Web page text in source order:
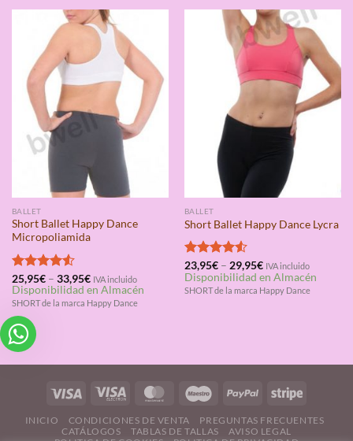
BALLET
Short Ballet Happy Dance
Micropoliamida
Valorado
con4.50
de 5
25,95€– 33,95€ IVA incluido
Disponibilidad en Almacén
SHORT de la marca Happy Dance
BALLET
Short Ballet Happy Dance Lycra
Valorado
con4.50
de 5
23,95€– 29,95€ IVA incluido
Disponibilidad en Almacén
SHORT de la marca Happy Dance
INICIO CONDICIONES DE VENTA
PREGUNTAS FRECUENTES
CATÁLOGOS
TABLAS DE TALLAS
AVISO LEGAL